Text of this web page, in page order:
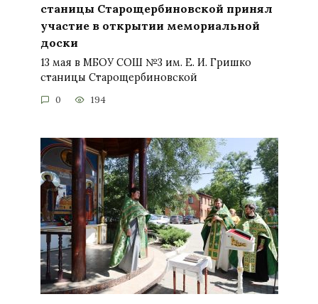
станицы Старощербиновской принял
участие в открытии мемориальной
доски
13 мая в МБОУ СОШ №3 им. Е. И. Гришко
станицы Старощербиновской
0 194